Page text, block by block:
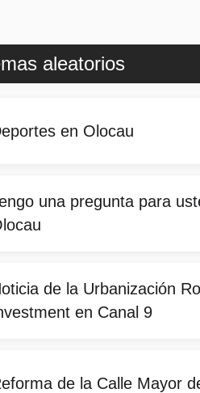
aleatorios
en Olocau
una pregunta para
de la Urbanización
en Canal 9
de la Calle Mayor